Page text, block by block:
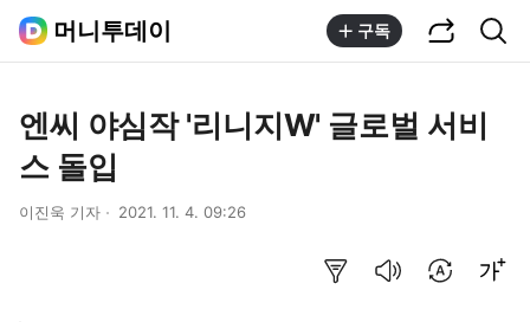
머니투데이 구독
엔씨 야심작 '리니지W' 글로벌 서비
스 돌입
이진욱 기자 2021. 11. 4. 09:26